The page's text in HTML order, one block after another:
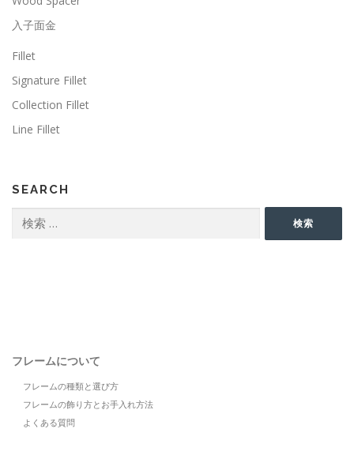
入子面金
Fillet
Signature Fillet
Collection Fillet
Line Fillet
SEARCH
索:
検索
フレームについて
フレームの種類と選び方
フレームの飾り方とお手入れ方法
よくある質問